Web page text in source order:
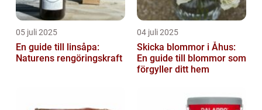
05 juli 2025
En guide till linsåpa:
Naturens rengöringskraft
04 juli 2025
Skicka blommor i Åhus:
En guide till blommor som
förgyller ditt hem